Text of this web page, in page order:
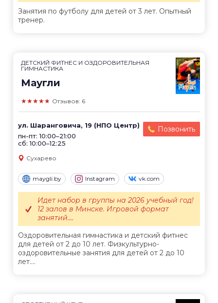
Занятия по футболу для детей от 3 лет. Опытный
тренер.
ДЕТСКИЙ ФИТНЕС И ОЗДОРОВИТЕЛЬНАЯ
ГИМНАСТИКА
Маугли
★★★★★ Отзывов: 6
ул. Шаранговича, 19 (НПО Центр)
пн-пт: 10:00–21:00
сб: 10:00–12:25
Позвонить
Сухарево
maygli.by Instagram vk.com
Оздоровительная гимнастика и детский фитнес
для детей от 2 до 10 лет. Физкультурно-
оздоровительные занятия для детей от 2 до 10
лет....
Идет набор в группы на 2026 учебный год!
12 залов в Минске. Игровой формат
занятий....